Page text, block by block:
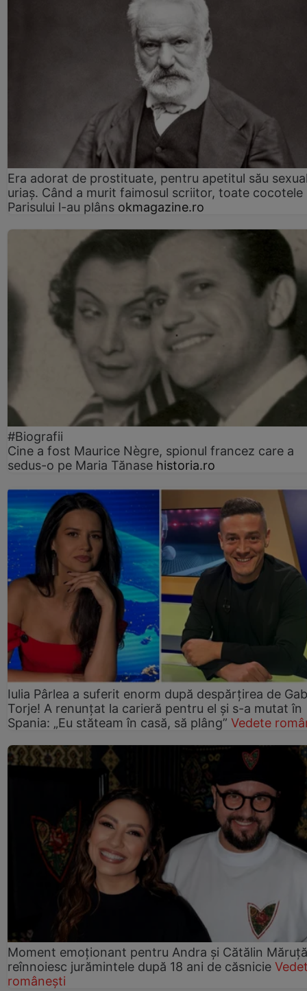
Era adorat de prostituate, pentru apetitul său
uriaș. Când a murit faimosul scriitor, toate cocotele
Parisului l-au plâns okmagazine.ro
#Biografii
Cine a fost Maurice Nègre, spionul francez care a
sedus-o pe Maria Tănase historia.ro
Iulia Pârlea a suferit enorm după despărțirea de
Torje! A renunțat la carieră pentru el și s-a mutat în
Spania: „Eu stăteam în casă, să plâng” Vedete
Moment emoționant pentru Andra și Cătălin
reînnoiesc jurămintele după 18 ani de căsnicie
românești